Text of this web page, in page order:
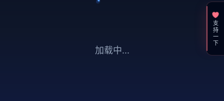
加载中...
支持一下